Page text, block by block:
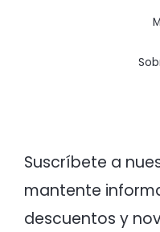
Suscríbete a
mantente
descuentos y